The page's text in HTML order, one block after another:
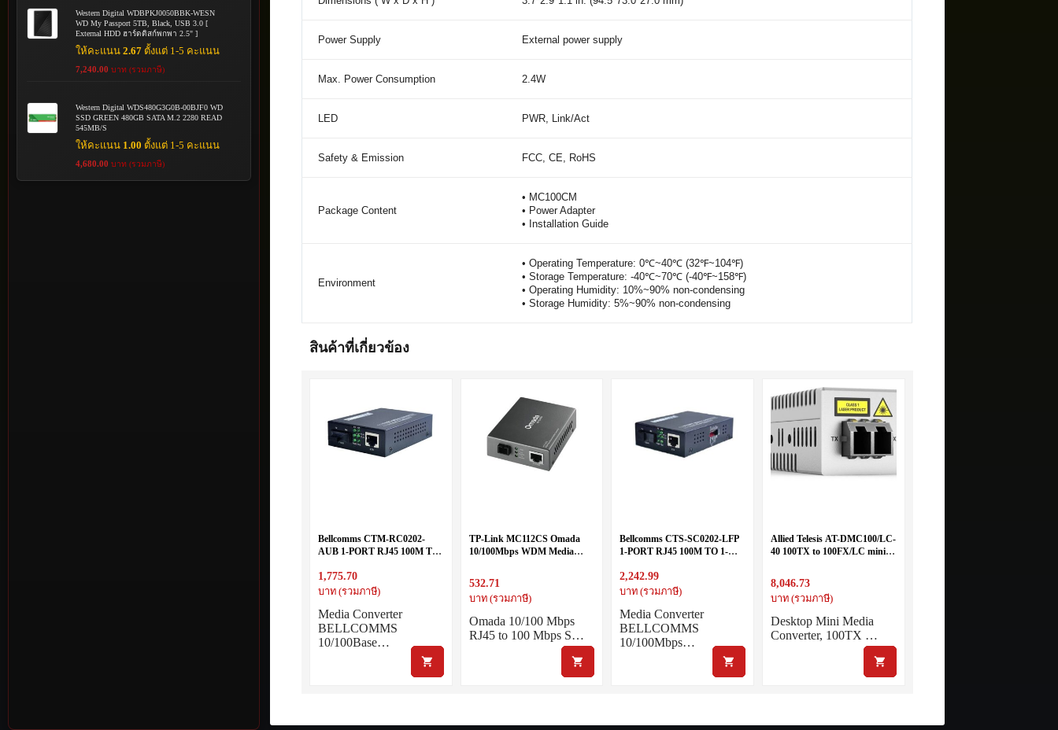
Power Supply External power supply
Max. Power Consumption 2.4W
LED PWR, Link/Act
Safety & Emission FCC, CE, RoHS
Package Content
• MC100CM
• Power Adapter
• Installation Guide
Environment
• Operating Temperature: 0℃~40℃ (32℉~104℉)
• Storage Temperature: -40℃~70℃ (-40℉~158℉)
• Operating Humidity: 10%~90% non-condensing
• Storage Humidity: 5%~90% non-condensing
สินค้าที่เกี่ยวข้อง
Bellcomms CTM-RC0202-
AUB 1-PORT RJ45 100M TO
MM 1310NM 2KM(OM2)
1,775.70
บาท (รวมภาษี)
Media Converter
BELLCOMMS
10/100Base…
TP-Link MC112CS Omada
10/100Mbps WDM Media
532.71
บาท (รวมภาษี)
Omada 10/100 Mbps
RJ45 to 100 Mbps S…
Bellcomms CTS-SC0202-LFP
1-PORT RJ45 100M TO 1-
1310NM, LFP,
20KM(OS2)/2KM(OM2)
2,242.99
บาท (รวมภาษี)
Media Converter
BELLCOMMS
10/100Mbps…
Allied Telesis AT-DMC100/LC-
40 100TX to 100FX/LC mini
Cord
8,046.73
บาท (รวมภาษี)
Desktop Mini Media
Converter, 100TX …
Western Digital WDBPKJ0050BBK-WESN
WD My Passport 5TB, Black, USB 3.0 [
External HDD ฮาร์ดดิสก์พกพา 2.5" ]
ให้คะแนน2.67 ตั้งแต่ 1-5 คะแนน
7,240.00 บาท (รวมภาษี)
Western Digital WDS480G3G0B-00BJF0 WD
SSD GREEN 480GB SATA M.2 2280 READ
545MB/S
ให้คะแนน 1.00 ตั้งแต่ 1-5 คะแนน
4,680.00 บาท (รวมภาษี)